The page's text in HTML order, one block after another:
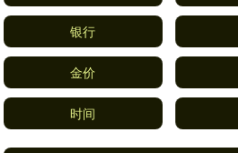
银行
金价
时间